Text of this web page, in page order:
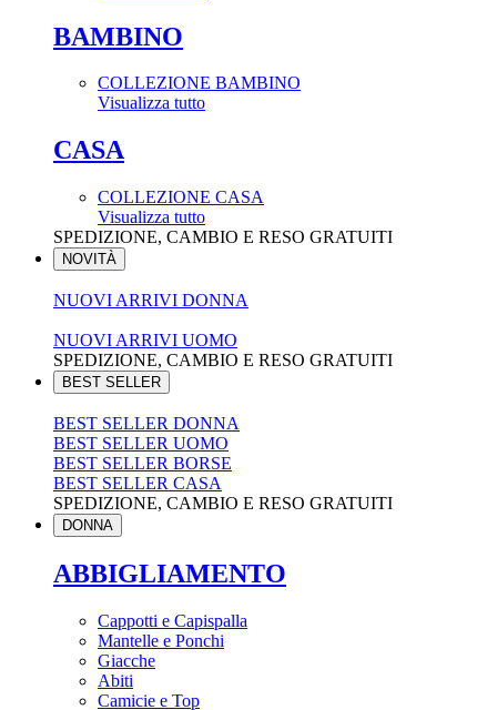
BAMBINO
COLLEZIONE BAMBINO
Visualizza tutto
CASA
COLLEZIONE CASA
Visualizza tutto
SPEDIZIONE, CAMBIO E RESO GRATUITI
NOVITÀ
NUOVI ARRIVI DONNA
NUOVI ARRIVI UOMO
SPEDIZIONE, CAMBIO E RESO GRATUITI
BEST SELLER
BEST SELLER DONNA
BEST SELLER UOMO
BEST SELLER BORSE
BEST SELLER CASA
SPEDIZIONE, CAMBIO E RESO GRATUITI
DONNA
ABBIGLIAMENTO
Cappotti e Capispalla
Mantelle e Ponchi
Giacche
Abiti
Camicie e Top